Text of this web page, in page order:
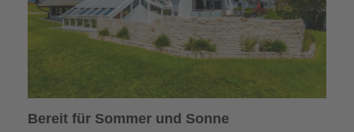
Bereit für Sommer und Sonne